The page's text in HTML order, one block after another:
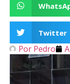
Twitter
Por Pedro